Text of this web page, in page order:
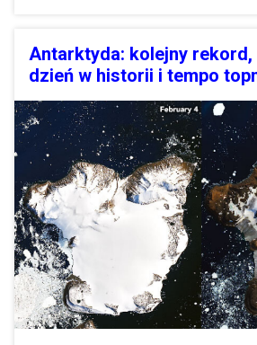
Antarktyda: kolejny
dzień w historii i tempo